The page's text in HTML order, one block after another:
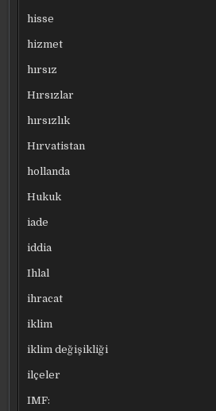
hisse
hizmet
hırsız
Hırsızlar
hırsızlık
Hırvatistan
hollanda
Hukuk
iade
iddia
Ihlal
ihracat
iklim
iklim değişikliği
ilçeler
IMF: